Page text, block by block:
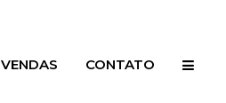
CONTATO
VENDAS